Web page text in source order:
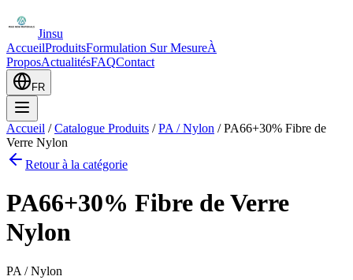
Jinsu
AccueilProduitsFormulation Sur MesureÀ
ProposActualitésFAQContact
FR
Accueil /Catalogue Produits /PA / Nylon /PA66+30% Fibre de
Verre Nylon
Retour à la catégorie
PA66+30% Fibre de Verre
Nylon
PA / Nylon